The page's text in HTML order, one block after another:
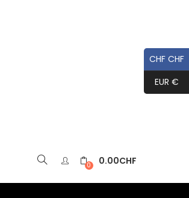
0 0.00CHF
CHF CHF
EUR €